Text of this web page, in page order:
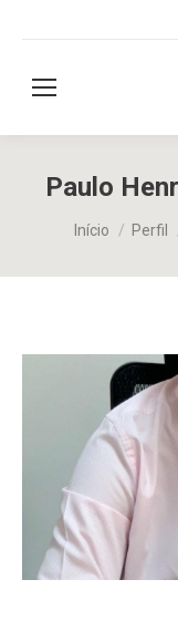
Paulo
Início Perfil